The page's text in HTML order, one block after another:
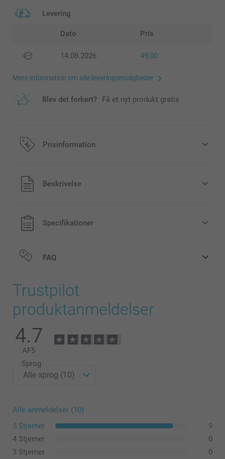
Levering
Dato Pris
14.08.2026 49,00
Mere information om alle leveringsmuligheder
Blev det forkert? Få et nyt produkt gratis
Prisinformation
Alle priser inklusive moms og uden
forsendelsesomkostninger
Beskrivelse
Specifikationer
FAQ
Trustpilot
produktanmeldelser
4.7
AF5
Sprog
Alle anmeldelser (10)
5 Stjerner
9
4 Stjerner
0
3 Stjerner
0